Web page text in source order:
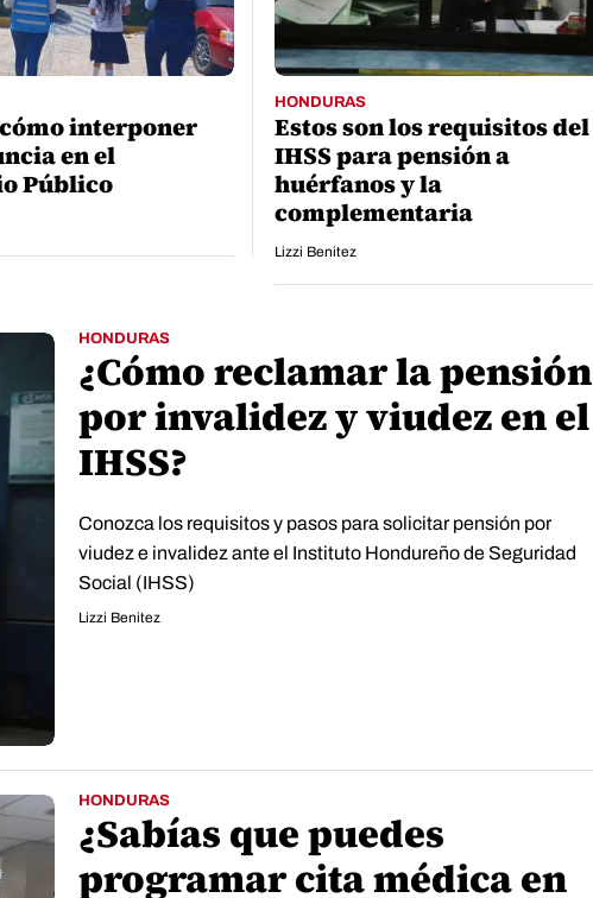
interponer
en el
Público
HONDURAS
Estos son los requisitos del
IHSS para pensión a
huérfanos y la
complementaria
Lizzi Benitez
HONDURAS
¿Cómo reclamar la pensión
por invalidez y viudez en el
IHSS?
Conozca los requisitos y pasos para solicitar pensión por
viudez e invalidez ante el Instituto Hondureño de Seguridad
Social (IHSS)
Lizzi Benitez
HONDURAS
¿Sabías que puedes
programar cita médica en